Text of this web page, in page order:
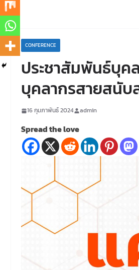
CONFERENCE
ประชาสัมพันธ์บุค
บุคลากรสายสนับ
16 กุมภาพันธ์ 2024 admin
Spread the love